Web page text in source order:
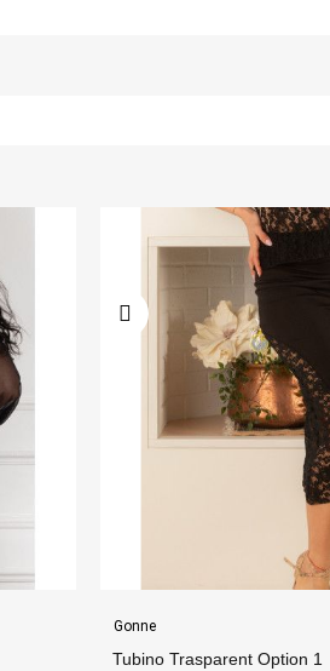
Abbigliamento Donna
Top Napoli Mini Option 190